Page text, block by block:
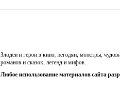
Злодеи и герои в кино, негодяи, монстры,
романов и сказок, легенд и мифов.
Любое использование материалов сайта